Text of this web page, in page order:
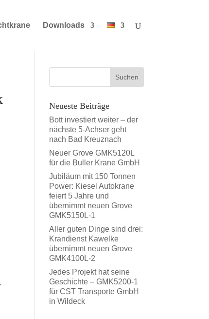
Downloads
Neueste Beiträge
Bott investiert weiter – der
nächste 5-Achser geht
nach Bad Kreuznach
Neuer Grove GMK5120L
für die Buller Krane GmbH
Jubiläum mit 150 Tonnen
Power: Kiesel Autokrane
feiert 5 Jahre und
übernimmt neuen Grove
GMK5150L-1
Aller guten Dinge sind drei:
Krandienst Kawelke
übernimmt neuen Grove
GMK4100L-2
Jedes Projekt hat seine
Geschichte – GMK5200-1
für CST Transporte GmbH
in Wildeck